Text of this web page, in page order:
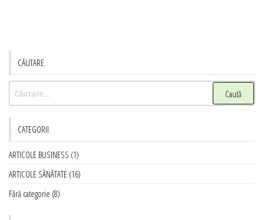
CĂUTARE
Caută
după:
CATEGORII
ARTICOLE BUSINESS (1)
ARTICOLE SĂNĂTATE (16)
Fără categorie (8)